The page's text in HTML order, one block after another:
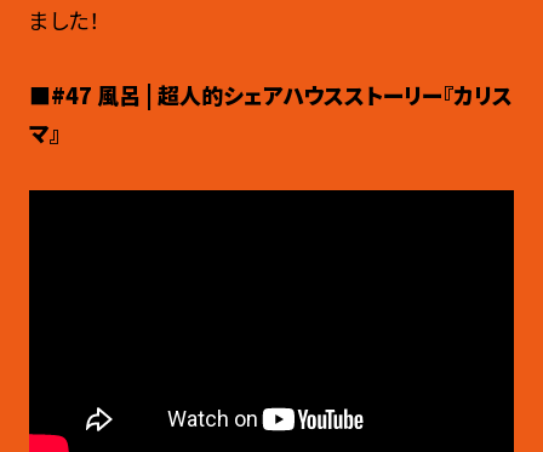
ました！
■#47 風呂 | 超人的シェアハウスストーリー『カリス
マ』